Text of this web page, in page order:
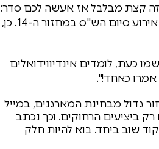
זה קצת מבלבל אז אעשה לכם סדר:
שולחי המייל מבקשים להודיע לי שבראש חודש סיוון שנת תשפ"ז יתקיים אירוע סיום הש"ס במחזור ה-14. כן,
כעת, לומדים אינדיווידואלים
אמרו כאחד!".
גדול מבחינת המארגנים, במייל
ביציעים הרחוקים. וכך נכתב
היום!". ובפנים: "588 דפים עד שנרקוד שוב ביחד. בוא להיות חלק